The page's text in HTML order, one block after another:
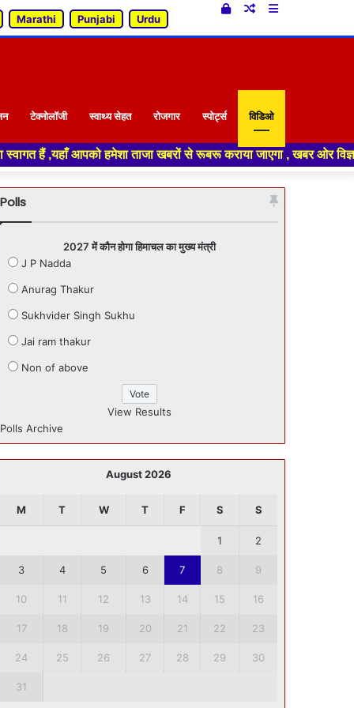
Marathi Punjabi Urdu
Sidebar
Random
Log
टेक्नोलॉजी स्वाथ्य सेहत रोजगार स्पोर्ट्स विडिओ
ताजा खबरों से रूबरू कराया जाएगा , खबर ओर विज्ञापन के लिए संपर्क
Polls
2027 में कौन होगा हिमाचल का मुख्य मंत्री
J P Nadda
Anurag Thakur
Sukhvider Singh Sukhu
Jai ram thakur
Non of above
View Results
Polls Archive
August 2026
M T W T F S S
1 2
3 4 5 6 7 8 9
10 11 12 13 14 15 16
17 18 19 20 21 22 23
24 25 26 27 28 29 30
31